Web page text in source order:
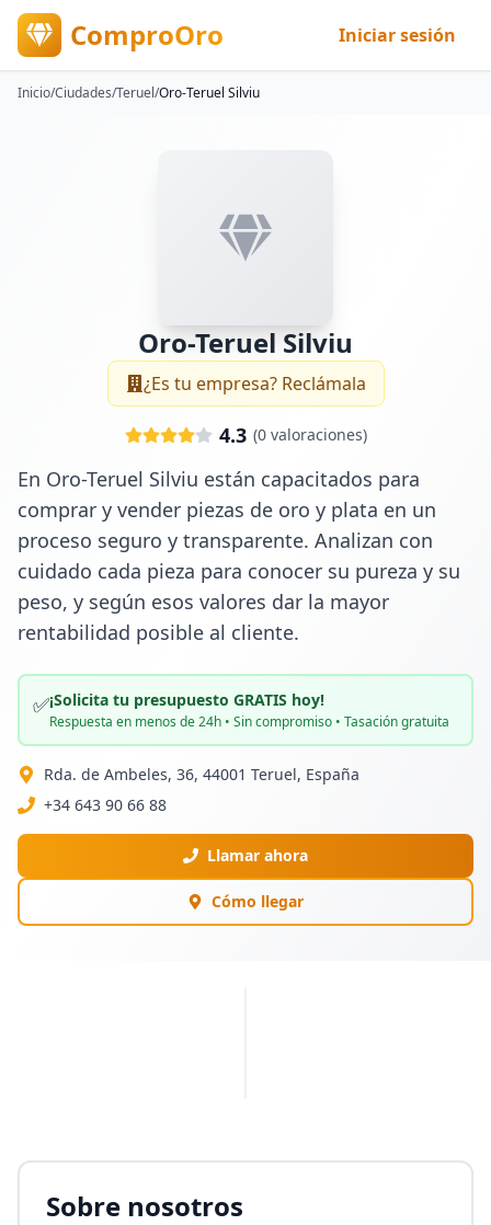
ComproOro Iniciar sesión
Inicio/Ciudades/Teruel/Oro-Teruel Silviu
Oro-Teruel Silviu
¿Es tu empresa? Reclámala
4.3 (0valoraciones)
En Oro-Teruel Silviu están capacitados para
comprar y vender piezas de oro y plata en un
proceso seguro y transparente. Analizan con
cuidado cada pieza para conocer su pureza y su
peso, y según esos valores dar la mayor
rentabilidad posible al cliente.
✅¡Solicita tu presupuesto GRATIS hoy!
Respuesta en menos de 24h • Sin compromiso • Tasación gratuita
Rda. de Ambeles, 36, 44001 Teruel, España
+34 643 90 66 88
Llamar ahora
Cómo llegar
Sobre nosotros